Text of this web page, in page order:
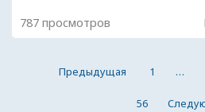
787 просмотров
Предыдущая 1 …
56